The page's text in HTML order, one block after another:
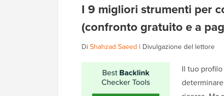
I 9 migliori strumenti per
(confronto gratuito e a
DiShahzad Saeed | Divulgazione del lettore
Il tuo